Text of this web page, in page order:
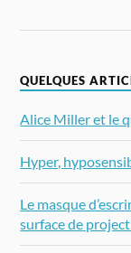
QUELQUES
Alice Miller et le
Hyper,
Le masque
surface de